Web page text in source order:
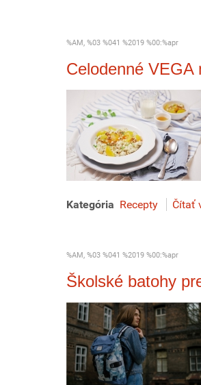
%AM, %03 %041 %2019 %00:%apr
Celodenné VEGA
Kategória Recepty Čítať
%AM, %03 %041 %2019 %00:%apr
Školské batohy